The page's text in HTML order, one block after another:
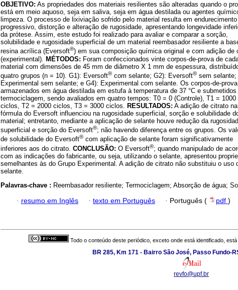
OBJETIVO: As propriedades dos materiais resilientes são alteradas quando o
está em meio aquoso, seja em saliva, seja em água destilada ou agentes
limpeza. O processo de lixiviação sofrido pelo material resulta em endurecimento
progressivo, distorção e alteração de rugosidade, apresentando longevidade
da prótese. Assim, este estudo foi realizado para avaliar e comparar a sorção,
solubilidade e rugosidade superficial de um material reembasador resiliente a
resina acrílica (Eversoft®) em sua composição química original e com adição de
(experimental). MÉTODOS: Foram confeccionados vinte corpos-de-prova de
material com dimensões de 45 mm de diâmetro X 1 mm de espessura,
quatro grupos (n = 10). G1): Eversoft® com selante; G2): Eversoft® sem selante;
Experimental sem selante; e G4): Experimental com selante. Os corpos-de-
armazenados em água destilada em estufa à temperatura de 37 °C e submetidos
termociclagem, sendo avaliados em quatro tempos: T0 = 0 (Controle), T1 = 1000
ciclos, T2 = 2000 ciclos, T3 = 3000 ciclos. RESULTADOS: A adição de citrato na
fórmula do Eversoft influenciou na rugosidade superficial, sorção e solubilidade
material; entretanto, mediante a aplicação de selante houve redução da
superficial e sorção do Eversoft®; não havendo diferença entre os grupos. Os
de solubilidade do Eversoft® com aplicação de selante foram significativamente
inferiores aos do citrato. CONCLUSÃO: O Eversoft®; quando manipulado de
com as indicações do fabricante, ou seja, utilizando o selante, apresentou
semelhantes às do Grupo Experimental. A adição de citrato não substituiu o uso
selante.
Palavras-chave : Reembasador resiliente; Termociclagem; Absorção de água;
· resumo em Inglês · texto em Português · Português ( pdf )
Todo o conteúdo deste periódico, exceto onde está identificado,
BR 285, Km 171 - Bairro São José, Passo Fundo-
revfo@upf.br